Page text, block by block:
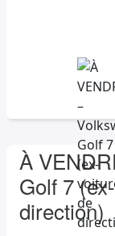
À
Golf 7
direction)